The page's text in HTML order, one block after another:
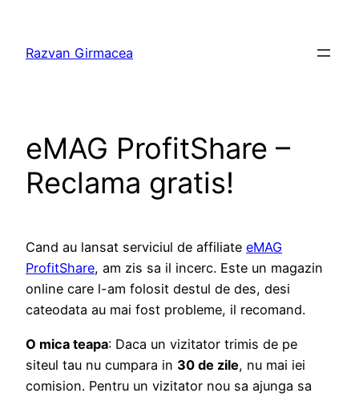
content
Razvan Girmacea
eMAG ProfitShare –
Reclama gratis!
Cand au lansat serviciul de affiliate eMAG
ProfitShare, am zis sa il incerc. Este un magazin
online care l-am folosit destul de des, desi
cateodata au mai fost probleme, il recomand.
O mica teapa: Daca un vizitator trimis de pe
siteul tau nu cumpara in 30 de zile, nu mai iei
comision. Pentru un vizitator nou sa ajunga sa